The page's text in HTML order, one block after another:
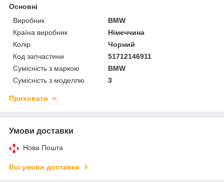
Основні
Виробник
BMW
Країна виробник
Німеччина
Колір
Чорний
Код запчастини
51712146911
Сумісність з маркою
BMW
Сумісність з моделлю
3
Приховати
Умови доставки
Нова Пошта
Всі умови доставки